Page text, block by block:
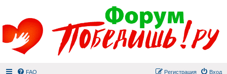
FAQ Вход
Регистрация